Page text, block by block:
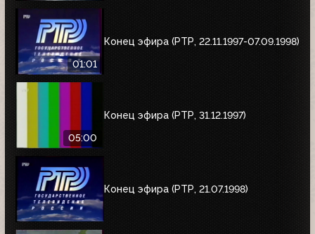
01:01
Конец эфира (РТР, 22.11.1997-07.09.1998)
05:00
Конец эфира (РТР, 31.12.1997)
Конец эфира (РТР, 21.07.1998)